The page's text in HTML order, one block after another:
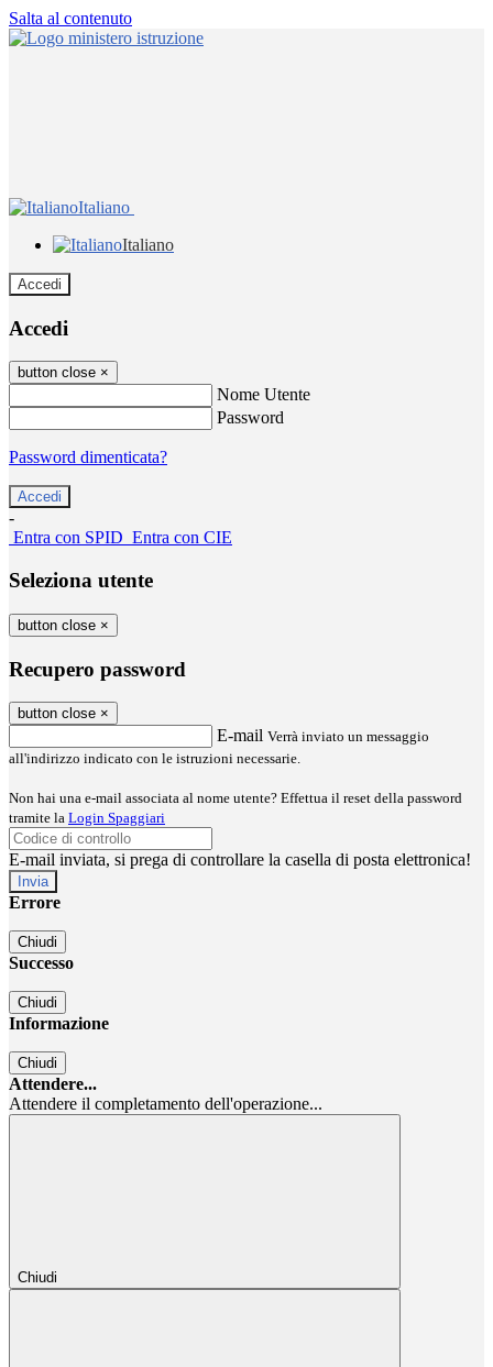
Salta al contenuto
Italiano
Italiano
Accedi
Accedi
button close ×
Nome Utente
Password
Password dimenticata?
-
Entra con SPID Entra con CIE
Seleziona utente
button close ×
Recupero password
button close ×
E-mail Verrà inviato un messaggio
all'indirizzo indicato con le istruzioni necessarie.
Non hai una e-mail associata al nome utente? Effettua il reset della password
tramite la Login Spaggiari
E-mail inviata, si prega di controllare la casella di posta elettronica!
Errore
Chiudi
Successo
Chiudi
Informazione
Chiudi
Attendere...
Attendere il completamento dell'operazione...
Chiudi